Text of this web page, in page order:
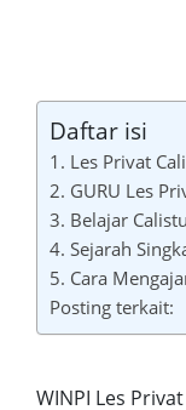
Daftar isi
1. Les Privat
2. GURU Les
3. Belajar
4. Sejarah
5. Cara
Posting terkait:
WINPI Les